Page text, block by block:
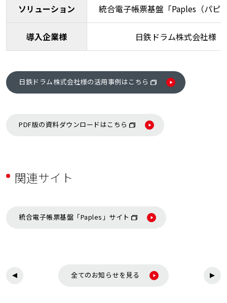
ソリューション 統合電子帳票基盤「Paples（パピ
導入企業様 日鉄ドラム株式会社様
日鉄ドラム株式会社様の活用事例はこちら
PDF版の資料ダウンロードはこちら
関連サイト
統合電子帳票基盤「Paples」サイト
全てのお知らせを見る